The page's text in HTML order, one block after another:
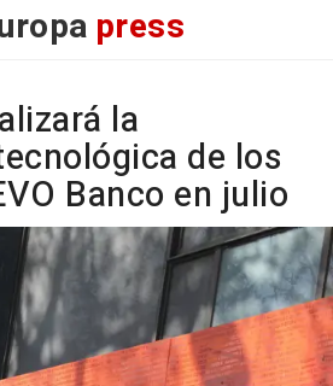
press
la
de los
Banco en julio